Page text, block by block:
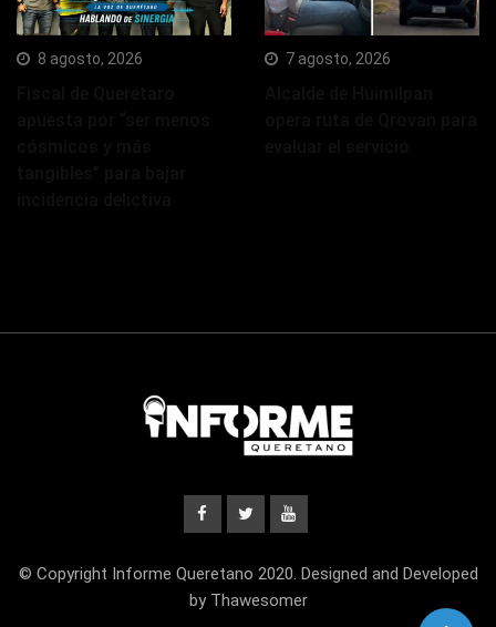
8 agosto, 2026 7 agosto, 2026
© Copyright Informe Queretano 2020. Designed and Developed
by Thawesomer